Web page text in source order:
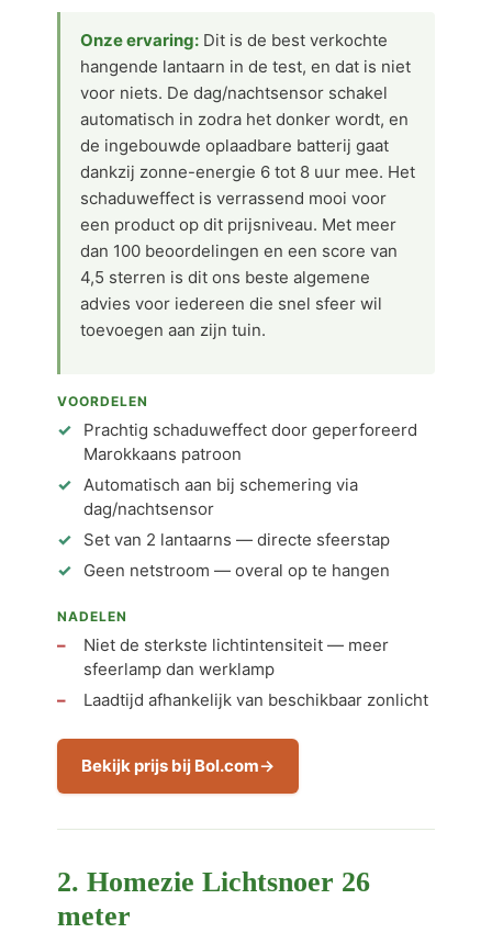
Onze ervaring: Dit is de best verkochte
hangende lantaarn in de test, en dat is niet
voor niets. De dag/nachtsensor schakel
automatisch in zodra het donker wordt, en
de ingebouwde oplaadbare batterij gaat
dankzij zonne-energie 6 tot 8 uur mee. Het
schaduweffect is verrassend mooi voor
een product op dit prijsniveau. Met meer
dan 100 beoordelingen en een score van
4,5 sterren is dit ons beste algemene
advies voor iedereen die snel sfeer wil
toevoegen aan zijn tuin.
VOORDELEN
Prachtig schaduweffect door geperforeerd
Marokkaans patroon
Automatisch aan bij schemering via
dag/nachtsensor
Set van 2 lantaarns — directe sfeerstap
Geen netstroom — overal op te hangen
NADELEN
Niet de sterkste lichtintensiteit — meer
sfeerlamp dan werklamp
Laadtijd afhankelijk van beschikbaar zonlicht
Bekijk prijs bij Bol.com
2. Homezie Lichtsnoer 26
meter